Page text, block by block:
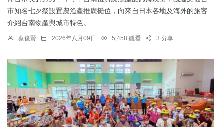
市知名七夕祭設置農漁產推廣攤位，向來自日本各地及海外的旅客
介紹台南物產與城市特色。 ...
蔡俊賢 2026年八月09日 5,458 觀看 3 分享